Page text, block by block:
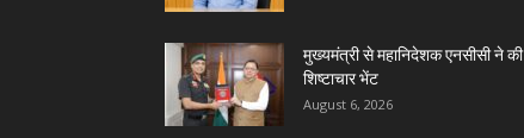
मुख्यमंत्री से महानिदेशक एनसीसी ने की
शिष्टाचार भेंट
August 6, 2026